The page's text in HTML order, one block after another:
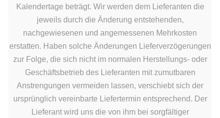
Kalendertage beträgt. Wir werden dem Lieferanten die
jeweils durch die Änderung entstehenden,
nachgewiesenen und angemessenen Mehrkosten
erstatten. Haben solche Änderungen Lieferverzögerungen
zur Folge, die sich nicht im normalen Herstellungs- oder
Geschäftsbetrieb des Lieferanten mit zumutbaren
Anstrengungen vermeiden lassen, verschiebt sich der
ursprünglich vereinbarte Liefertermin entsprechend. Der
Lieferant wird uns die von ihm bei sorgfältiger